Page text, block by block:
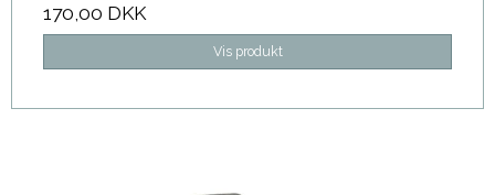
170,00 DKK
Vis produkt